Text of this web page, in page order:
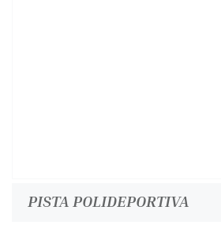
PISTA POLIDEPORTIVA